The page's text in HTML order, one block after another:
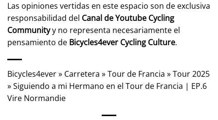
Las opiniones vertidas en este espacio son de exclusiva
responsabilidad del Canal de Youtube Cycling
Communityy no representa necesariamente el
pensamiento de Bicycles4ever Cycling Culture.
Bicycles4ever» Carretera »Tour de Francia »Tour 2025
»Siguiendo a mi Hermano en el Tour de Francia | EP.6
Vire Normandie